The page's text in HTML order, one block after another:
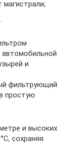
магистрали;
автомобильной
и
фильтрующий
простую
и высоких
сохраняя